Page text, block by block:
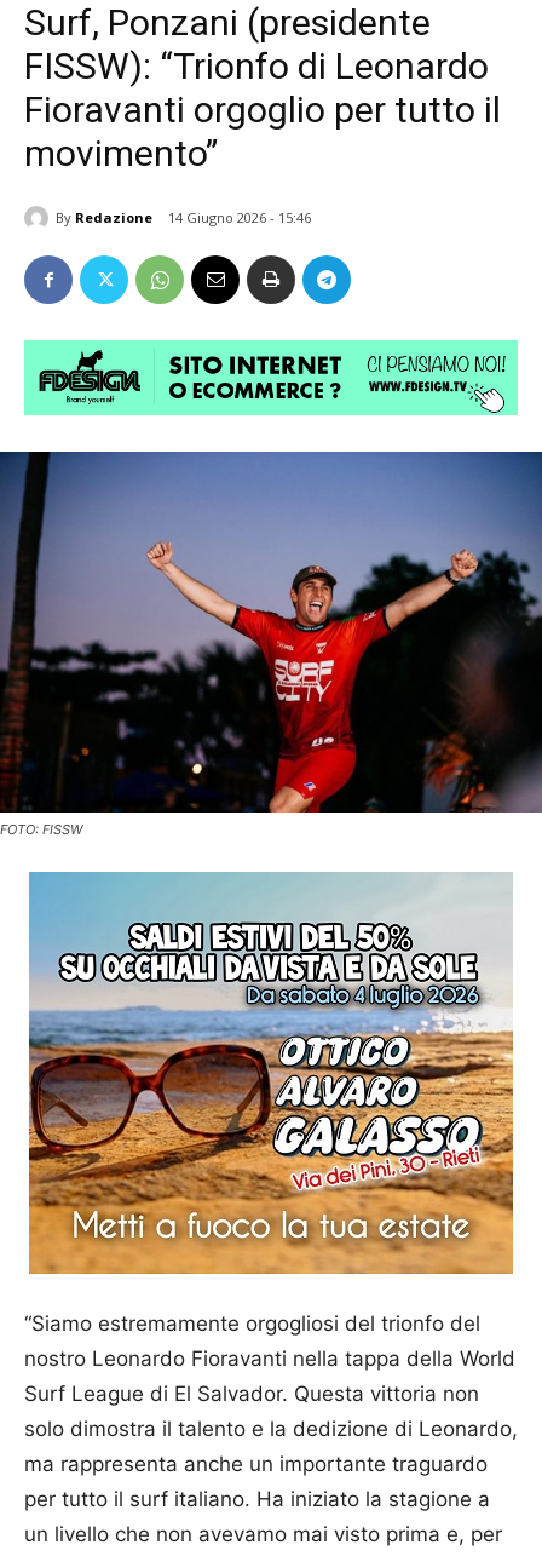
Surf, Ponzani (presidente
FISSW): “Trionfo di Leonardo
Fioravanti orgoglio per tutto il
movimento”
By Redazione 14 Giugno 2026 - 15:46
FOTO: FISSW
“Siamo estremamente orgogliosi del trionfo del
nostro Leonardo Fioravanti nella tappa della World
Surf League di El Salvador. Questa vittoria non
solo dimostra il talento e la dedizione di Leonardo,
ma rappresenta anche un importante traguardo
per tutto il surf italiano. Ha iniziato la stagione a
un livello che non avevamo mai visto prima e, per